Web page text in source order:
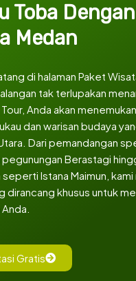
Toba
Medan
di halaman Paket
tak terlupakan
Anda akan
dan warisan budaya
Dari pemandangan
pegunungan Berastagi
Istana Maimun,
dirancang khusus untuk
Gratis